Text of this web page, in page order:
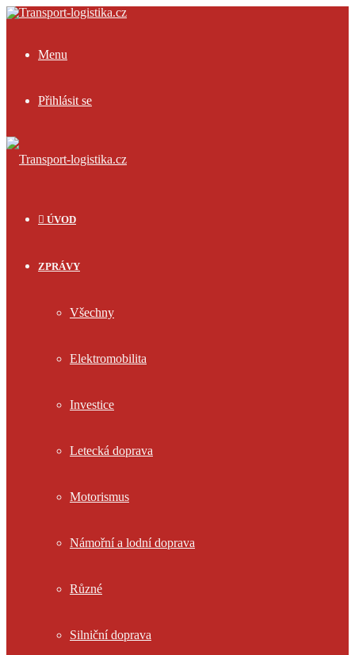
Menu
Přihlásit se
ÚVOD
ZPRÁVY
Všechny
Elektromobilita
Investice
Letecká doprava
Motorismus
Námořní a lodní doprava
Různé
Silniční doprava